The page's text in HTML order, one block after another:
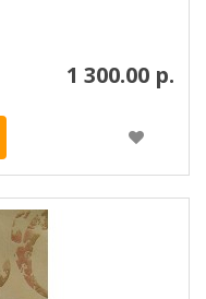
1 300.00 р.